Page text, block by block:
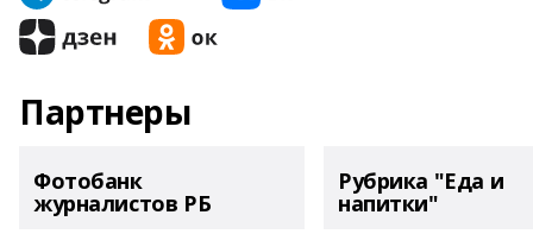
Партнеры
Фотобанк
журналистов РБ
Рубрика "Еда и
напитки"